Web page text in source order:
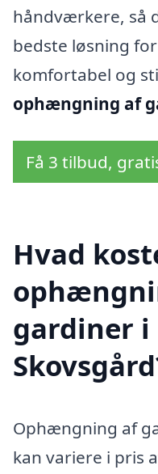
håndværkere, så
bedste løsning
komfortabel og
ophængning af
Få 3 tilbud,
Hvad
gardiner i
Ophængning af
kan variere i pris